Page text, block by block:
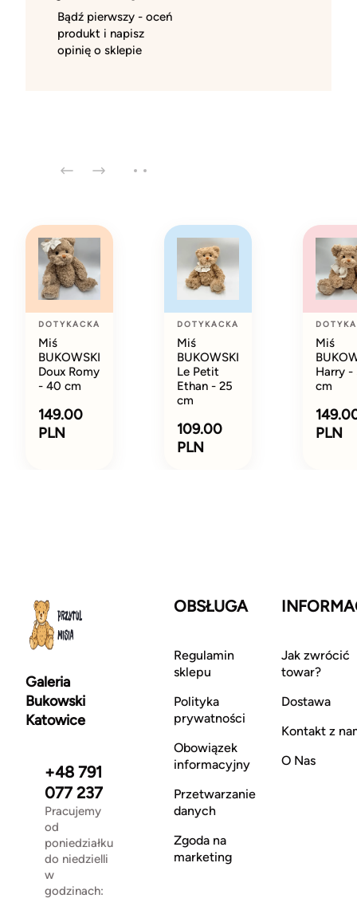
Bądź pierwszy - oceń
produkt i napisz
opinię o sklepie
DOTYKACKA
Miś
BUKOWSKI
Doux Romy
- 40 cm
149.00
PLN
DOTYKACKA
Miś
BUKOWSKI
Le Petit
Ethan - 25
cm
109.00
PLN
Miś
Harry -
cm
PLN
Galeria
Bukowski
Katowice
+48 791
077 237
Pracujemy
od
poniedziałku
do niedzielli
w
godzinach:
OBSŁUGA
Regulamin
sklepu
Polityka
prywatności
Obowiązek
informacyjny
Przetwarzanie
danych
Zgoda na
marketing
Jak zwrócić
towar?
Dostawa
Kontakt z
O Nas